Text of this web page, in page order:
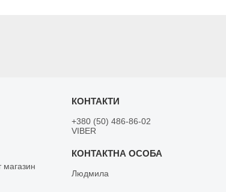
магазин
+380 (50) 486-86-02
VIBER
Людмила